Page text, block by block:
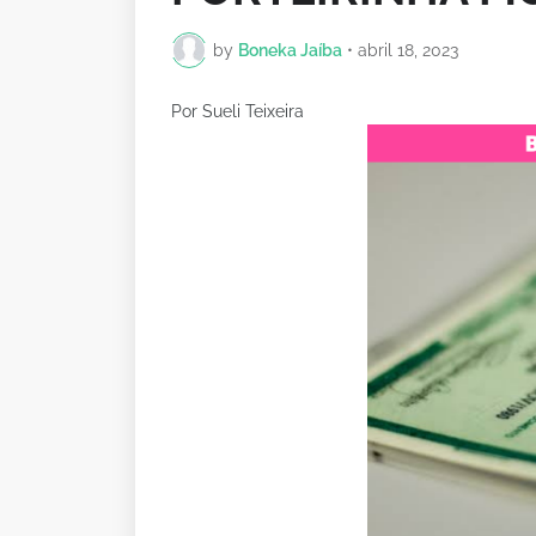
by Boneka Jaíba • abril 18, 2023
Por Sueli Teixeira